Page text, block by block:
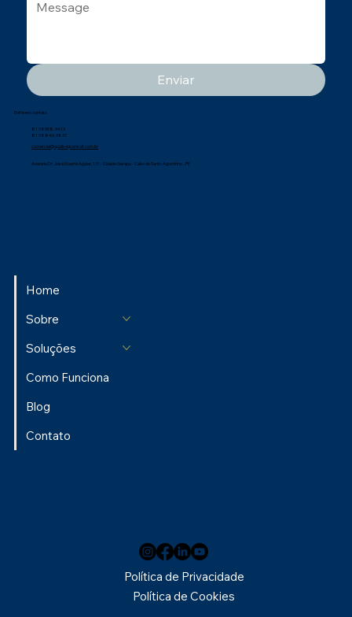
Enviar
Home
Sobre
Soluções
Como Funciona
Blog
Contato
Entre em contato
81 98958-3413
81 98846-3837
comercial@qualisegconsult.com.br
Avenida Dr. José Duarte Aguiar, 131 - Cidade Garapu - Cabo de Santo Agostinho - PE
Política de Privacidade
Política de Cookies